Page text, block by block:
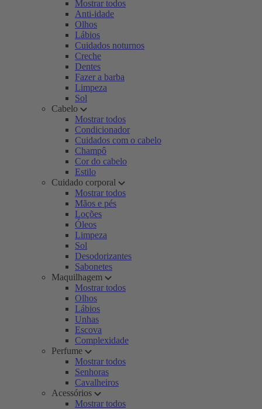
Mostrar todos
Anti-idade
Olhos
Lábios
Cuidados noturnos
Creche
Dentes
Fazer a barba
Limpeza
Sol
Cabelo
Mostrar todos
Condicionador
Cuidados com o cabelo
Champô
Cor do cabelo
Estilo
Cuidado corporal
Mostrar todos
Mãos e pés
Loções
Óleos
Limpeza
Sol
Desodorizantes
Sabonetes
Maquilhagem
Mostrar todos
Olhos
Lábios
Unhas
Escova
Complexidade
Perfume
Mostrar todos
Senhoras
Cavalheiros
Acessórios
Mostrar todos